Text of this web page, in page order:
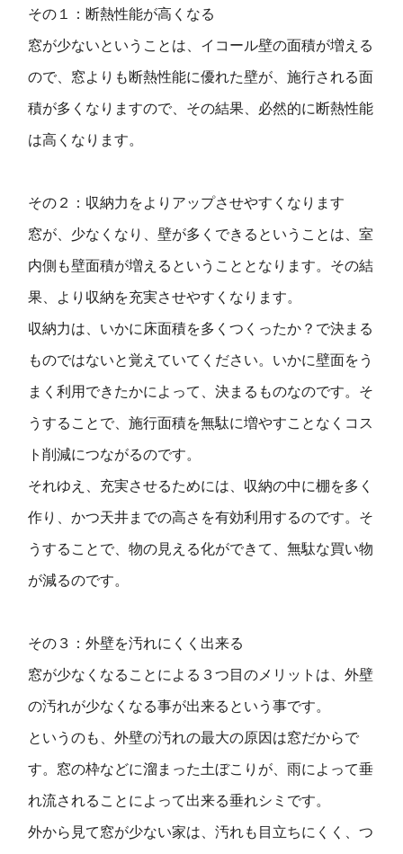
その１：断熱性能が高くなる
窓が少ないということは、イコール壁の面積が増える
ので、窓よりも断熱性能に優れた壁が、施行される面
積が多くなりますので、その結果、必然的に断熱性能
は高くなります。
その２：収納力をよりアップさせやすくなります
窓が、少なくなり、壁が多くできるということは、室
内側も壁面積が増えるということとなります。その結
果、より収納を充実させやすくなります。
収納力は、いかに床面積を多くつくったか？で決まる
ものではないと覚えていてください。いかに壁面をう
まく利用できたかによって、決まるものなのです。そ
うすることで、施行面積を無駄に増やすことなくコス
ト削減につながるのです。
それゆえ、充実させるためには、収納の中に棚を多く
作り、かつ天井までの高さを有効利用するのです。そ
うすることで、物の見える化ができて、無駄な買い物
が減るのです。
その３：外壁を汚れにくく出来る
窓が少なくなることによる３つ目のメリットは、外壁
の汚れが少なくなる事が出来るという事です。
というのも、外壁の汚れの最大の原因は窓だからで
す。窓の枠などに溜まった土ぼこりが、雨によって垂
れ流されることによって出来る垂れシミです。
外から見て窓が少ない家は、汚れも目立ちにくく、つ